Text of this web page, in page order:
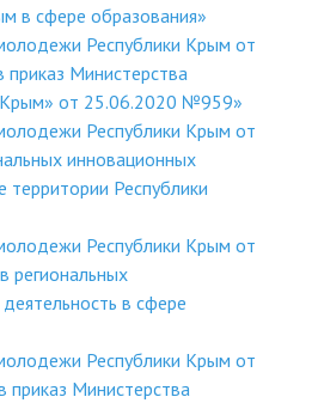
в сфере образования»
Республики Крым от
Министерства
Крым» от 25.06.2020 №959»
Республики Крым от
инновационных
Республики
Республики Крым от
в сфере
Республики Крым от
Министерства